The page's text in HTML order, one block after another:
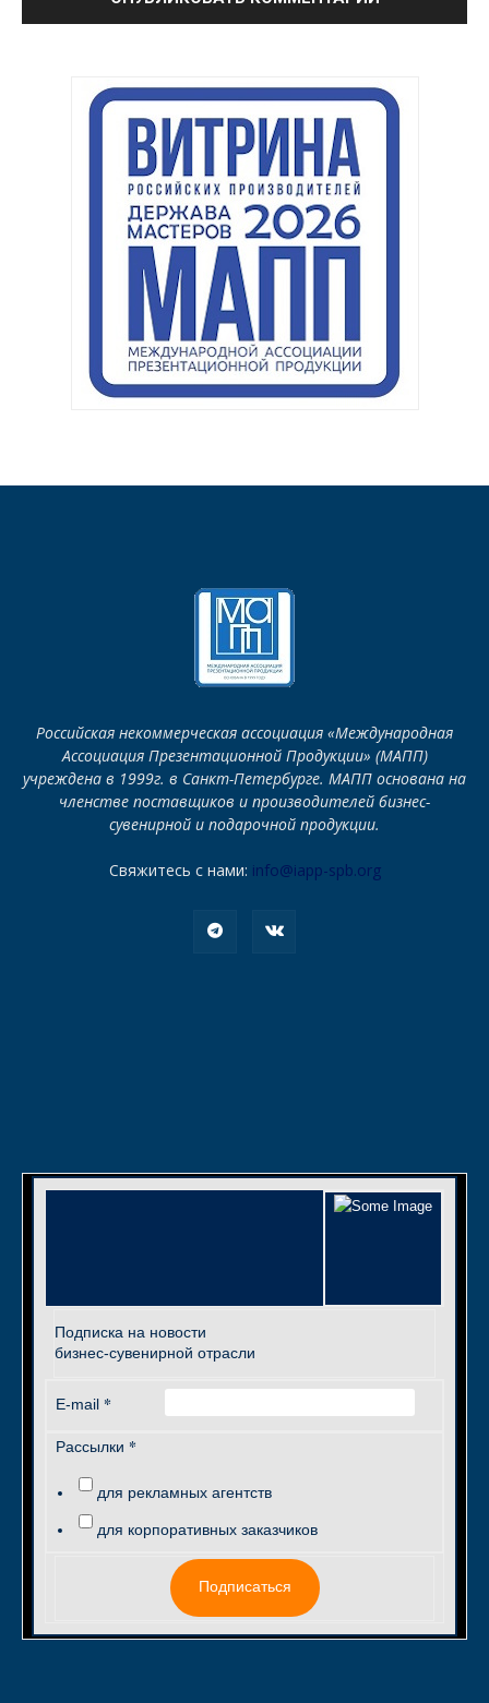
Российская некоммерческая ассоциация «Международная
Ассоциация Презентационной Продукции» (МАПП)
учреждена в 1999г. в Санкт-Петербурге. МАПП основана на
членстве поставщиков и производителей бизнес-
сувенирной и подарочной продукции.
Свяжитесь с нами: info@iapp-spb.org
Подписка на новости
бизнес-сувенирной отрасли
E-mail *
Рассылки *
для рекламных агентств
для корпоративных заказчиков
Подписаться